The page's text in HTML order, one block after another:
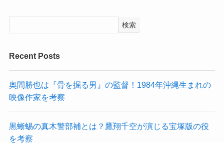
検索
Recent Posts
奥間勝也は『骨を掘る男』の監督！1984年沖縄生まれの
映像作家を考察
黒蜥蜴の真木警部補とは？鷹翔千空が演じる宝塚版の役
を考察